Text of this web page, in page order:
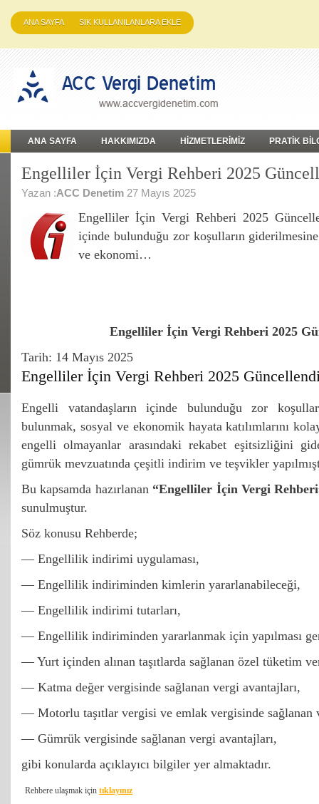
ANA SAYFA SIK KULLANILANLARA EKLE
ANA SAYFA HAKKIMIZDA HİZMETLERİMİZ PRATİK
Engelliler İçin Vergi Rehberi 2025
Yazan :ACC Denetim 27 Mayıs 2025
Engelliler İçin Vergi Rehberi 2025
içinde bulunduğu zor koşulların
ve ekonomi…
Engelliler İçin Vergi Rehberi 2025
Tarih: 14 Mayıs 2025
Engelliler İçin Vergi Rehberi 2025
Engelli vatandaşların içinde bulunduğu zor
bulunmak, sosyal ve ekonomik hayata katılımlarını
engelli olmayanlar arasındaki rekabet eşitsizliğini
gümrük mevzuatında çeşitli indirim ve teşvikler
Bu kapsamda hazırlanan “Engelliler İçin Vergi
sunulmuştur.
Söz konusu Rehberde;
— Engellilik indirimi uygulaması,
— Engellilik indiriminden kimlerin yararlanabileceği,
— Engellilik indirimi tutarları,
— Engellilik indiriminden yararlanmak için yapılması
— Yurt içinden alınan taşıtlarda sağlanan özel tüketim
— Katma değer vergisinde sağlanan vergi avantajları,
— Motorlu taşıtlar vergisi ve emlak vergisinde sağlanan
— Gümrük vergisinde sağlanan vergi avantajları,
gibi konularda açıklayıcı bilgiler yer almaktadır.
Rehbere ulaşmak için tıklayınız